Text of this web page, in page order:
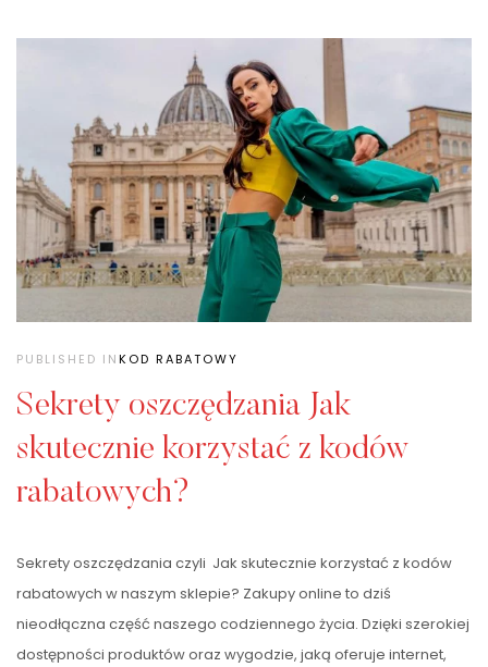
PUBLISHED INKOD RABATOWY
Sekrety oszczędzania Jak
skutecznie korzystać z kodów
rabatowych?
Sekrety oszczędzania czyli Jak skutecznie korzystać z kodów
rabatowych w naszym sklepie? Zakupy online to dziś
nieodłączna część naszego codziennego życia. Dzięki szerokiej
dostępności produktów oraz wygodzie, jaką oferuje internet,